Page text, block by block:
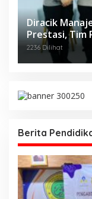
Diracik
Prestasi, Tim
Diajang
2236 Dilihat
Berita